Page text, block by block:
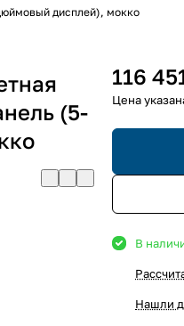
дисплей), мокко
(5-
116
В
Нашли